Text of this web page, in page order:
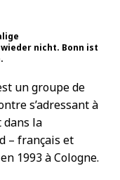
nicht. Bonn ist
un groupe de
s’adressant à
la
– français et
1993 à Cologne.